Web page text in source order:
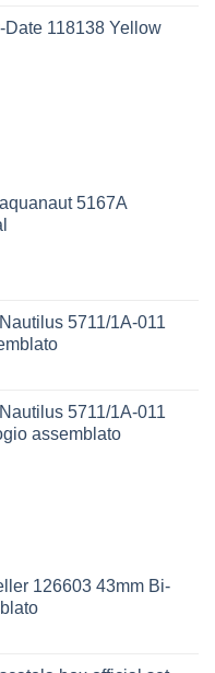
118138 Yellow
5167A
5711/1A-011
5711/1A-011
assemblato
126603 43mm Bi-